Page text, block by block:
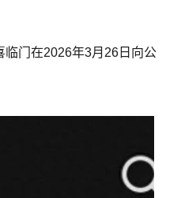
临门在2026年3月26日向公